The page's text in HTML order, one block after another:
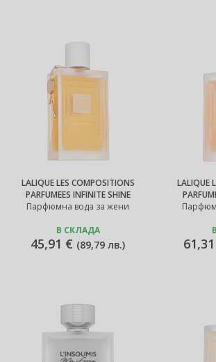
LALIQUE LES COMPOSITIONS
PARFUMEES INFINITE SHINE
Парфюмна вода за жени
В СКЛАДА
45,91 € (89,79 лв.)
LALIQUE